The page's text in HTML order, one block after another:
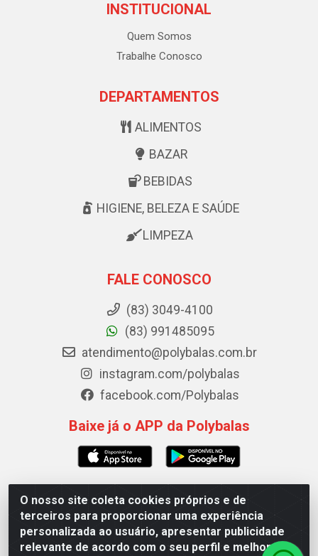
O nosso site coleta cookies próprios e de
terceiros para proporcionar uma experiência
personalizada ao usuário, apresentar publicidade
relevante de acordo com o seu perfil e melhorar a
INSTITUCIONAL
Quem Somos
Trabalhe Conosco
DEPARTAMENTOS
ALIMENTOS
BAZAR
BEBIDAS
HIGIENE, BELEZA E SAÚDE
LIMPEZA
FALE CONOSCO
(83) 3049-4100
(83) 991485095
atendimento@polybalas.com.br
instagram.com/polybalas
facebook.com/Polybalas
Baixe já o APP da Polybalas
Polybalas - Rua João Miguel de Souza, 173 Galpão B -
Ernesto Geisel, João Pessoa/PB - CEP 58.075-075 - CNPJ
00.909.327/0002-61